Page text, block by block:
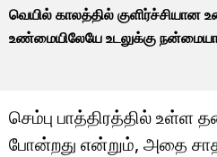
வெயில் காலத்தில் குளிர்ச்சியான
உண்மையிலேயே உடலுக்கு
செம்பு பாத்திரத்தில் உள்ள
போன்றது என்றும், அதை